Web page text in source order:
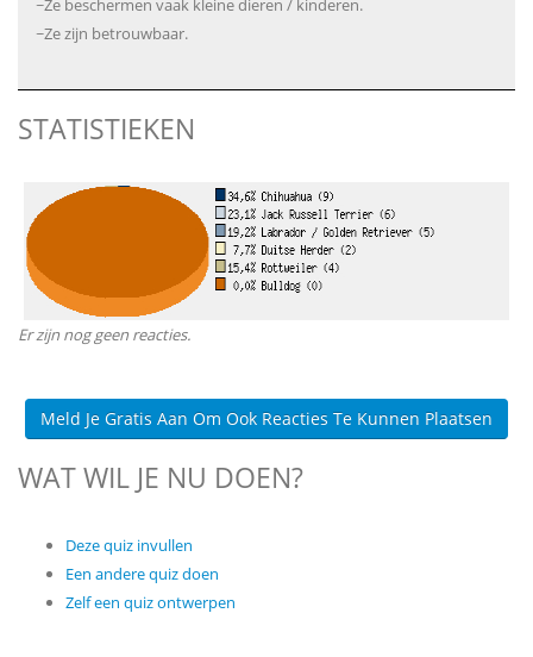
~Ze beschermen vaak kleine dieren / kinderen.
~Ze zijn betrouwbaar.
STATISTIEKEN
Er zijn nog geen reacties.
Meld Je Gratis Aan Om Ook Reacties Te Kunnen Plaatsen
WAT WIL JE NU DOEN?
Deze quiz invullen
Een andere quiz doen
Zelf een quiz ontwerpen